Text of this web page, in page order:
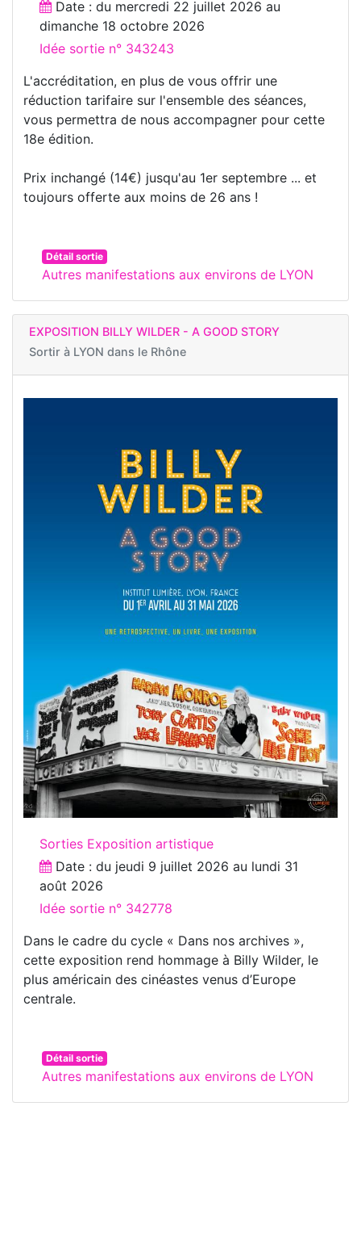
Date : du mercredi 22 juillet 2026 au
dimanche 18 octobre 2026
Idée sortie n° 343243
L'accréditation, en plus de vous offrir une
réduction tarifaire sur l'ensemble des séances,
vous permettra de nous accompagner pour cette
18e édition.
Prix inchangé (14€) jusqu'au 1er septembre ... et
toujours offerte aux moins de 26 ans !
Détail sortie
Autres manifestations aux environs de LYON
EXPOSITION BILLY WILDER - A GOOD STORY
Sortir à LYON dans le Rhône
Sorties Exposition artistique
Date : du jeudi 9 juillet 2026 au lundi 31
août 2026
Idée sortie n° 342778
Dans le cadre du cycle « Dans nos archives »,
cette exposition rend hommage à Billy Wilder, le
plus américain des cinéastes venus d’Europe
centrale.
Détail sortie
Autres manifestations aux environs de LYON